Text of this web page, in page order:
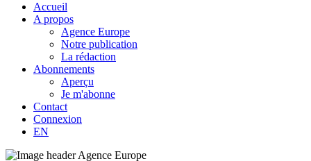
Accueil
A propos
Agence Europe
Notre publication
La rédaction
Abonnements
Aperçu
Je m'abonne
Contact
Connexion
EN